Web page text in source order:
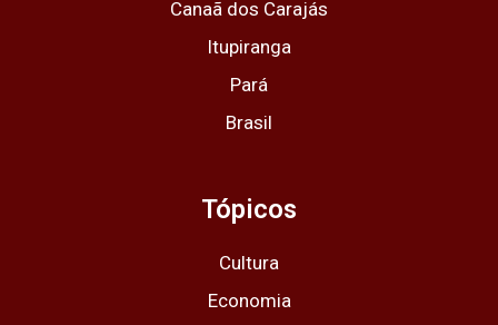
Canaã dos Carajás
Itupiranga
Pará
Brasil
Tópicos
Cultura
Economia